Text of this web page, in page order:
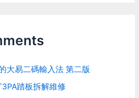
大易二碼輸入法 第二版
踏板拆解維修